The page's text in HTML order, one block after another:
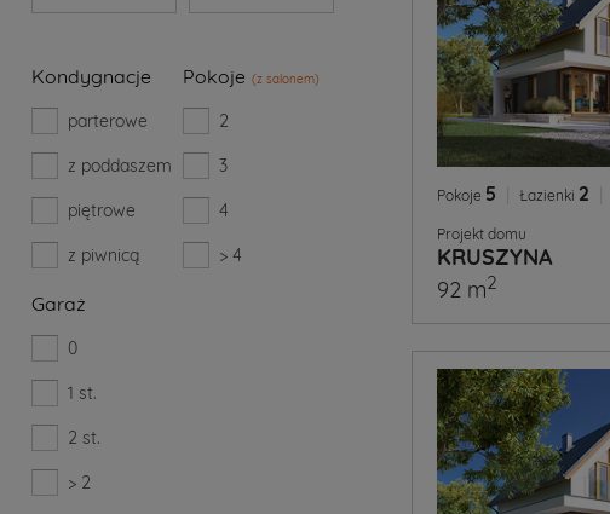
Pokoje 5 Łazienki 2
Projekt domu
KRUSZYNA
92 m2
Kondygnacje
parterowe
z poddaszem
piętrowe
z piwnicą
Pokoje (z salonem)
2
3
4
> 4
Garaż
0
1 st.
2 st.
> 2